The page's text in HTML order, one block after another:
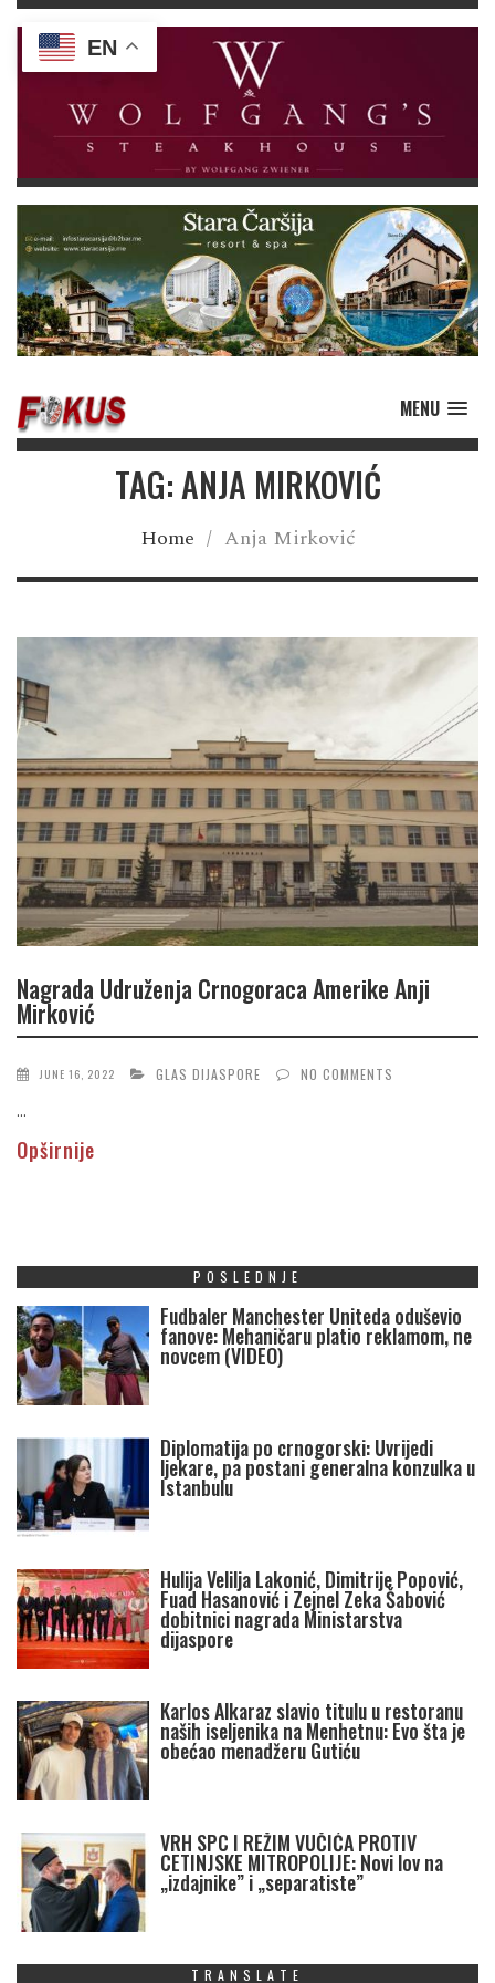
MENU
TAG: ANJA MIRKOVIĆ
Home / Anja Mirković
Nagrada Udruženja Crnogoraca Amerike Anji
Mirković
JUNE 16, 2022 GLAS DIJASPORE NO COMMENTS
...
Opširnije
POSLEDNJE
Fudbaler Manchester Uniteda oduševio
fanove: Mehaničaru platio reklamom, ne
novcem (VIDEO)
Diplomatija po crnogorski: Uvrijedi
ljekare, pa postani generalna konzulka u
Istanbulu
Hulija Velilja Lakonić, Dimitrije Popović,
Fuad Hasanović i Zejnel Zeka Šabović
dobitnici nagrada Ministarstva
dijaspore
Karlos Alkaraz slavio titulu u restoranu
naših iseljenika na Menhetnu: Evo šta je
obećao menadžeru Gutiću
VRH SPC I REŽIM VUČIĆA PROTIV
CETINJSKE MITROPOLIJE: Novi lov na
„izdajnike” i „separatiste”
TRANSLATE
EN